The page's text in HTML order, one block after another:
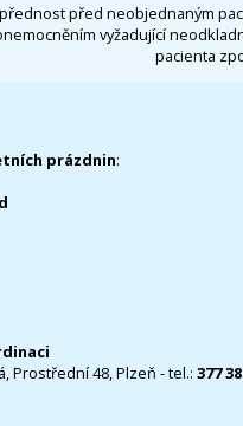
před neobjednaným
vyžadující
pacienta
prázdnin:
Prostřední 48, Plzeň - tel.: 377